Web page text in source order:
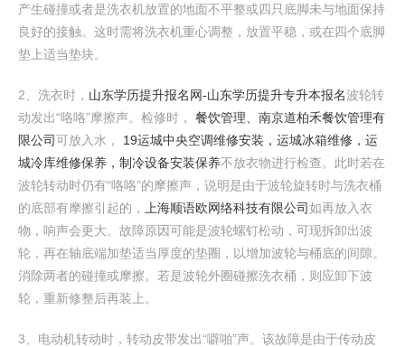
产生碰撞或者是洗衣机放置的地面不平整或四只底脚未与地面保持
良好的接触。这时需将洗衣机重心调整，放置平稳，或在四个底脚
垫上适当垫块。
2、洗衣时， 山东学历提升报名网-山东学历提升专升本报名波轮转
动发出“咯咯”摩擦声。检修时， 餐饮管理、南京道柏禾餐饮管理有
限公司可放入水， 19运城中央空调维修安装，运城冰箱维修，运
城冷库维修保养，制冷设备安装保养不放衣物进行检查。此时若在
波轮转动时仍有“咯咯”的摩擦声，说明是由于波轮旋转时与洗衣桶
的底部有摩擦引起的，
上海顺语欧网络科技有限公司如再放入衣
物，响声会更大。故障原因可能是波轮螺钉松动，可现拆卸出波
轮，再在轴底端加垫适当厚度的垫圈，以增加波轮与桶底的间隙。
消除两者的碰撞或摩擦。若是波轮外圈碰擦洗衣桶，则应卸下波
轮，重新修整后再装上。
3、电动机转动时，转动皮带发出“噼啪”声。该故障是由于传动皮